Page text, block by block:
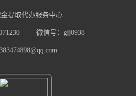
提取代办服务中心
微信号：gjj0938